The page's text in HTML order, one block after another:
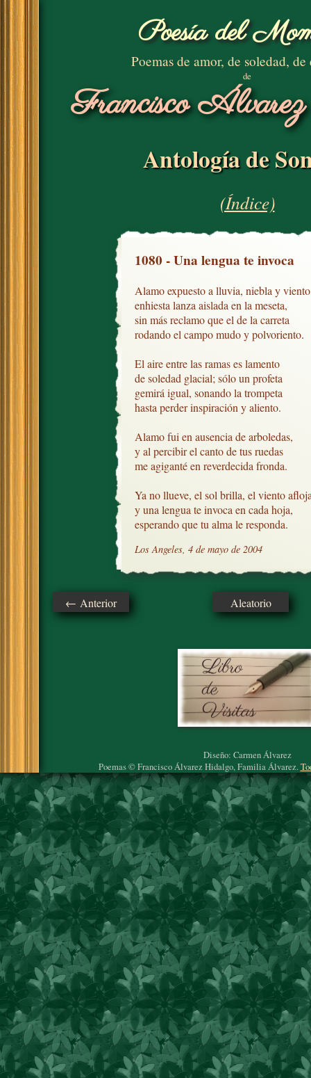
Poesía del
Poemas de amor, de soledad, de
de
Francisco
Antología de
(Índice)
1080 - Una lengua te invoca
Alamo expuesto a lluvia, niebla y
enhiesta lanza aislada en la meseta,
sin más reclamo que el de la carreta
rodando el campo mudo y polvoriento.
El aire entre las ramas es lamento
de soledad glacial; sólo un profeta
gemirá igual, sonando la trompeta
hasta perder inspiración y aliento.
Alamo fui en ausencia de arboledas,
y al percibir el canto de tus ruedas
me agiganté en reverdecida fronda.
Ya no llueve, el sol brilla, el viento
y una lengua te invoca en cada hoja,
esperando que tu alma le responda.
Los Angeles, 4 de mayo de 2004
← Anterior Aleatorio
Diseño: Carmen Álvarez
Poemas © Francisco Álvarez Hidalgo, Familia Álvarez.